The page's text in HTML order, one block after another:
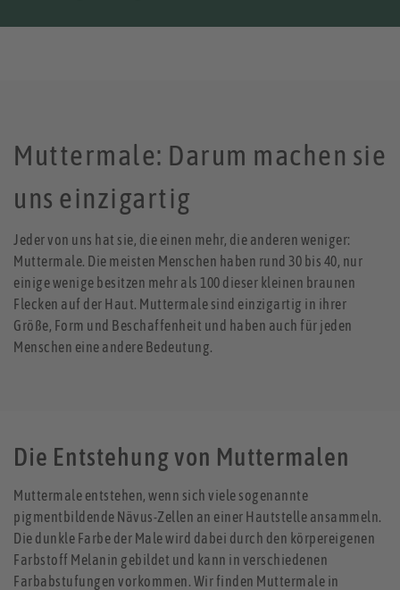
Muttermale: Darum machen sie
uns einzigartig
Jeder von uns hat sie, die einen mehr, die anderen weniger:
Muttermale. Die meisten Menschen haben rund 30 bis 40, nur
einige wenige besitzen mehr als 100 dieser kleinen braunen
Flecken auf der Haut. Muttermale sind einzigartig in ihrer
Größe, Form und Beschaffenheit und haben auch für jeden
Menschen eine andere Bedeutung.
Die Entstehung von Muttermalen
Muttermale entstehen, wenn sich viele sogenannte
pigmentbildende Nävus-Zellen an einer Hautstelle ansammeln.
Die dunkle Farbe der Male wird dabei durch den körpereigenen
Farbstoff Melanin gebildet und kann in verschiedenen
Farbabstufungen vorkommen. Wir finden Muttermale in